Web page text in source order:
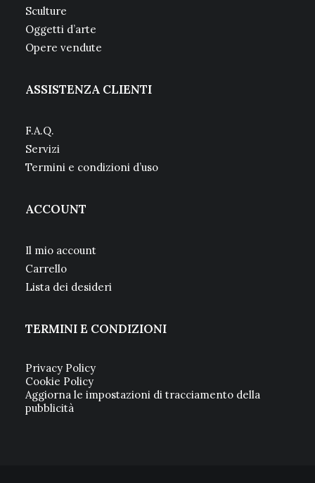
Sculture
Oggetti d’arte
Opere vendute
ASSISTENZA CLIENTI
F.A.Q.
Servizi
Termini e condizioni d’uso
ACCOUNT
Il mio account
Carrello
Lista dei desideri
TERMINI E CONDIZIONI
Privacy Policy
Cookie Policy
Aggiorna le impostazioni di tracciamento della
pubblicità